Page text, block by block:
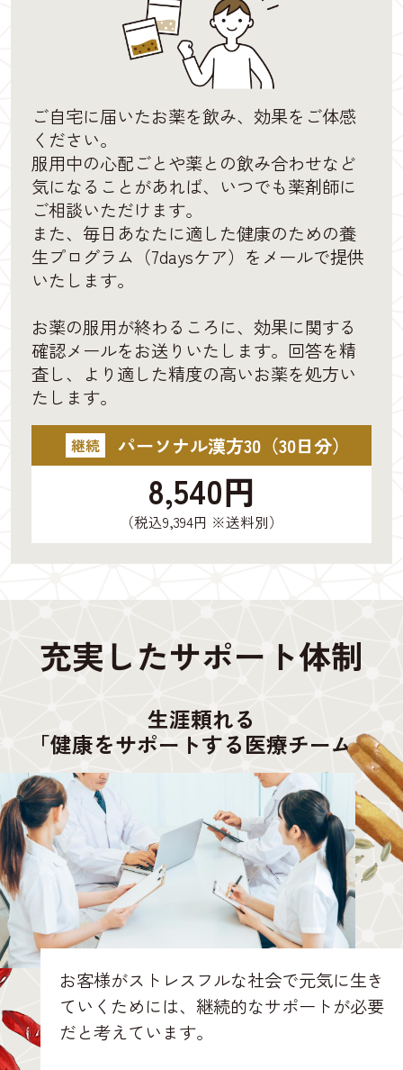
ご自宅に届いたお薬を飲み、効果をご体感
ください。
服用中の心配ごとや薬との飲み合わせなど
気になることがあれば、いつでも薬剤師に
ご相談いただけます。
また、毎日あなたに適した健康のための養
生プログラム（7daysケア）をメールで提供
いたします。
お薬の服用が終わるころに、効果に関する
確認メールをお送りいたします。回答を精
査し、より適した精度の高いお薬を処方い
たします。
継続 パーソナル漢方30（30日分）
8,540円
（税込9,394円 ※送料別）
充実したサポート体制
生涯頼れる
「健康をサポートする医療チーム」
お客様がストレスフルな社会で元気に生き
ていくためには、継続的なサポートが必要
だと考えています。